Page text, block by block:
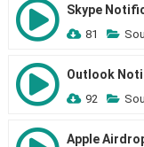
Skype
81
Outlook
92
Apple